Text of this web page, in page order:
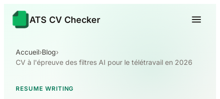
ATS CV Checker
Accueil›Blog›
CV à l'épreuve des filtres AI pour le télétravail en 2026
RESUME WRITING